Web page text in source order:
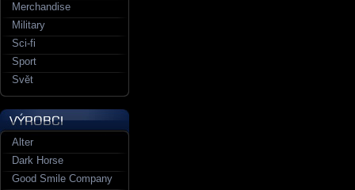
Merchandise
Military
Sci-fi
Sport
Svět
Alter
Dark Horse
Good Smile Company